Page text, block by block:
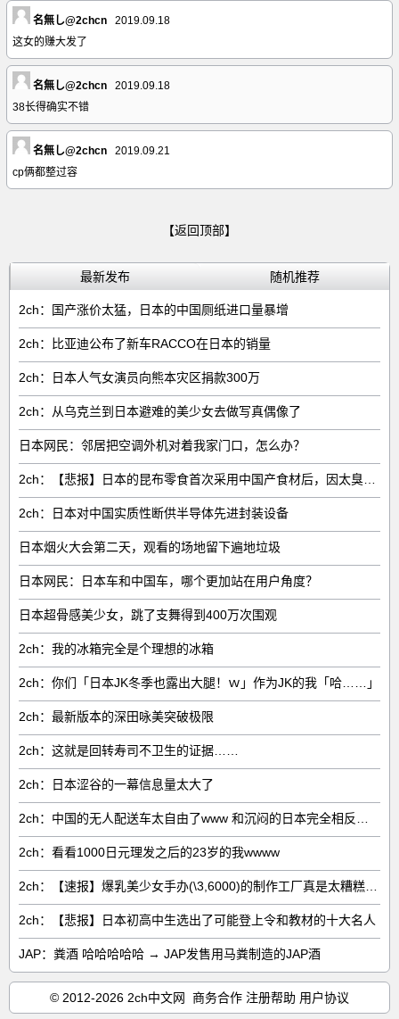
名無し@2chcn
2019.09.18
这女的赚大发了
名無し@2chcn
2019.09.18
38长得确实不错
名無し@2chcn
2019.09.21
cp俩都整过容
【返回顶部】
最新发布 随机推荐
2ch：国产涨价太猛，日本的中国厕纸进口量暴增
2ch：比亚迪公布了新车RACCO在日本的销量
2ch：日本人气女演员向熊本灾区捐款300万
2ch：从乌克兰到日本避难的美少女去做写真偶像了
日本网民：邻居把空调外机对着我家门口，怎么办？
2ch：日本对中国实质性断供半导体先进封装设备
日本烟火大会第二天，观看的场地留下遍地垃圾
日本网民：日本车和中国车，哪个更加站在用户角度？
日本超骨感美少女，跳了支舞得到400万次围观
2ch：我的冰箱完全是个理想的冰箱
2ch：你们「日本JK冬季也露出大腿！ｗ」作为JK的我「哈……」
2ch：最新版本的深田咏美突破极限
2ch：这就是回转寿司不卫生的证据……
2ch：日本涩谷的一幕信息量太大了
2ch：看看1000日元理发之后的23岁的我wwww
2ch：【悲报】日本初高中生选出了可能登上令和教材的十大名人
JAP：粪酒 哈哈哈哈哈 → JAP发售用马粪制造的JAP酒
© 2012-2026 2ch中文网 商务合作 注册帮助 用户协议